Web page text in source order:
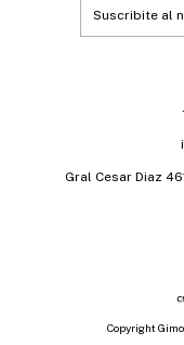
Gral Cesar Diaz
Copyright